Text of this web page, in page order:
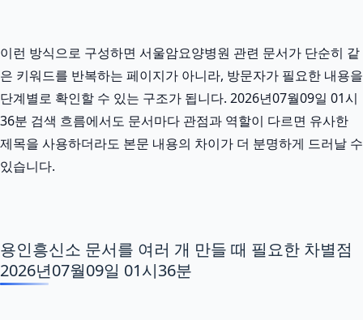
이런 방식으로 구성하면 서울암요양병원 관련 문서가 단순히 같
은 키워드를 반복하는 페이지가 아니라, 방문자가 필요한 내용을
단계별로 확인할 수 있는 구조가 됩니다. 2026년07월09일 01시
36분 검색 흐름에서도 문서마다 관점과 역할이 다르면 유사한
제목을 사용하더라도 본문 내용의 차이가 더 분명하게 드러날 수
있습니다.
용인흥신소 문서를 여러 개 만들 때 필요한 차별점
2026년07월09일 01시36분